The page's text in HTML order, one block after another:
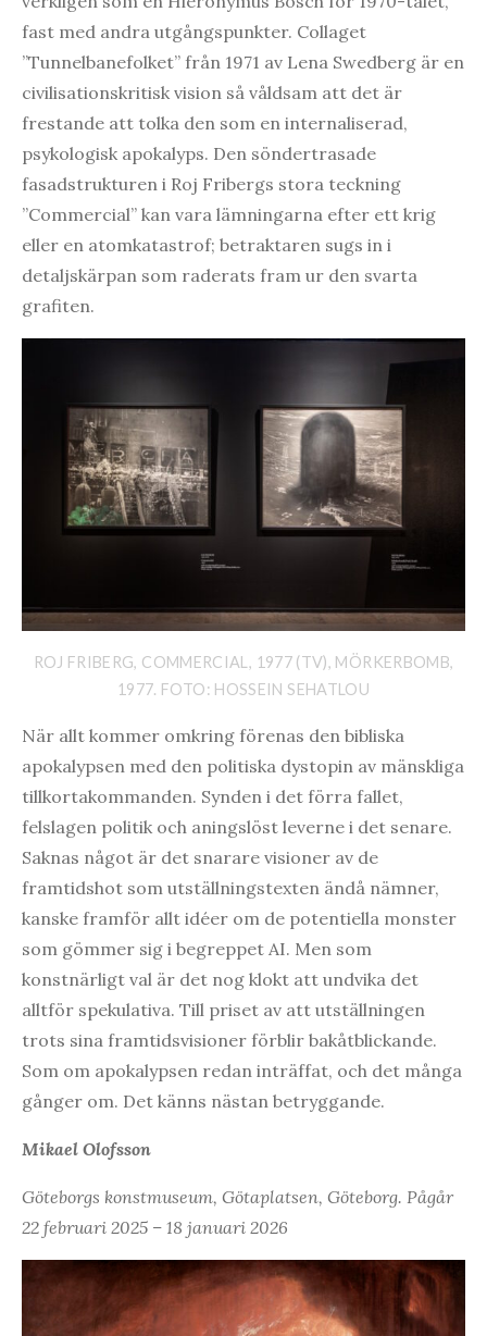
fast med andra utgångspunkter. Collaget
”Tunnelbanefolket” från 1971 av Lena Swedberg är en
civilisationskritisk vision så våldsam att det är
frestande att tolka den som en internaliserad,
psykologisk apokalyps. Den söndertrasade
fasadstrukturen i Roj Fribergs stora teckning
”Commercial” kan vara lämningarna efter ett krig
eller en atomkatastrof; betraktaren sugs in i
detaljskärpan som raderats fram ur den svarta
grafiten.
ROJ FRIBERG, COMMERCIAL, 1977 (TV), MÖRKERBOMB,
1977. FOTO: HOSSEIN SEHATLOU
När allt kommer omkring förenas den bibliska
apokalypsen med den politiska dystopin av mänskliga
tillkortakommanden. Synden i det förra fallet,
felslagen politik och aningslöst leverne i det senare.
Saknas något är det snarare visioner av de
framtidshot som utställningstexten ändå nämner,
kanske framför allt idéer om de potentiella monster
som gömmer sig i begreppet AI. Men som
konstnärligt val är det nog klokt att undvika det
alltför spekulativa. Till priset av att utställningen
trots sina framtidsvisioner förblir bakåtblickande.
Som om apokalypsen redan inträffat, och det många
gånger om. Det känns nästan betryggande.
Mikael Olofsson
Göteborgs konstmuseum, Götaplatsen, Göteborg. Pågår
22 februari 2025 – 18 januari 2026